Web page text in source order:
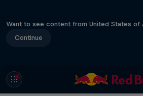
Want to see content from United States of
Continue
Pushing